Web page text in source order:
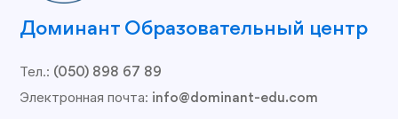
Доминант Образовательный центр
Тел.: (050) 898 67 89
Электронная почта: info@dominant-edu.com